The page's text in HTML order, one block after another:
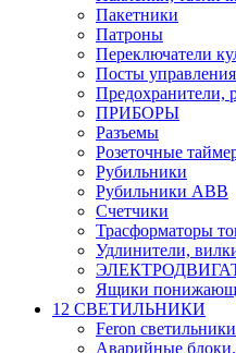
Пакетники
Патроны
Переключатели
Посты
Предохранители,
ПРИБОРЫ
Разъемы
Розеточные
Рубильники
Рубильники ABB
Счетчики
Трасформаторы
Удлинители,
Ящики
12 СВЕТИЛЬНИКИ
Feron светильники
Аварийные